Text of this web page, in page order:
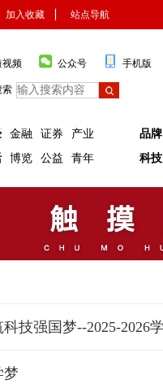
加入收藏 站点导航
视频 公众号 手机版
索
金融 证券
产业
博览 公益 青年
品牌
科技
梦